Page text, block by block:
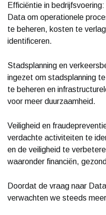
Efficiëntie in
Data om operationele
te beheren, kosten te
identificeren.
Stadsplanning en
ingezet om stadsplanning
te beheren en
voor meer duurzaamheid.
Veiligheid en
verdachte activiteiten te
en de veiligheid te
waaronder financiën,
Doordat de vraag naar
verwachten we steeds meer